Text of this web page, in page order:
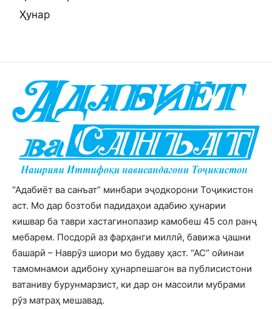
Ҳунар
“Адабиёт ва санъат” минбари эҷодкорони Тоҷикистон
аст. Мо дар бозтоби падидаҳои адабию ҳунарии
кишвар ба таври хастагинопазир камобеш 45 сол ранҷ
мебарем. Посдорӣ аз фарҳанги миллӣ, бавижа ҷашни
башарӣ – Наврӯз шиори мо будаву ҳаст. “АС” ойинаи
тамомнамои адибону ҳунарпешагон ва публисистони
ватаниву бурунмарзист, ки дар он масоили мубрами
рӯз матраҳ мешавад.